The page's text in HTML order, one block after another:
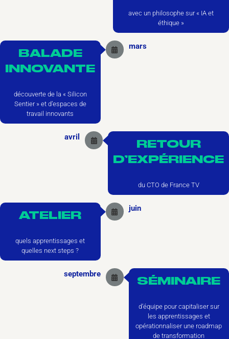
avec un philosophe sur « IA et
éthique »
BALADE
INNOVANTE
découverte de la « Silicon
Sentier » et d’espaces de
travail innovants
mars
RETOUR
D’EXPÉRIENCE
du CTO de France TV
avril
ATELIER
quels apprentissages et
quelles next steps ?
juin
SÉMINAIRE
d’équipe pour capitaliser sur
les apprentissages et
opérationnaliser une roadmap
de transformation
septembre